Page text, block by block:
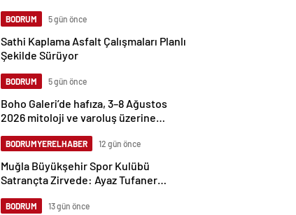
BODRUM 5 gün önce
Sathi Kaplama Asfalt Çalışmaları Planlı
Şekilde Sürüyor
BODRUM 5 gün önce
Boho Galeri’de hafıza, 3–8 Ağustos
2026 mitoloji ve varoluş üzerine
BODRUMYERELHABER 12 gün önce
Muğla Büyükşehir Spor Kulübü
Satrançta Zirvede: Ayaz Tufaner
Bıyıksız FIDE Master Oldu
BODRUM 13 gün önce